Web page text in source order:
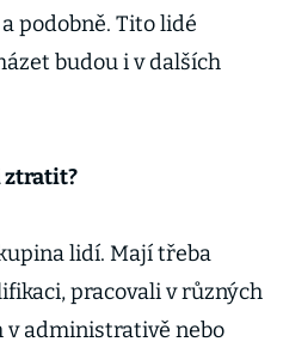
podobně. Tito lidé
budou i v dalších
ztratit?
lidí. Mají třeba
pracovali v různých
administrativě nebo